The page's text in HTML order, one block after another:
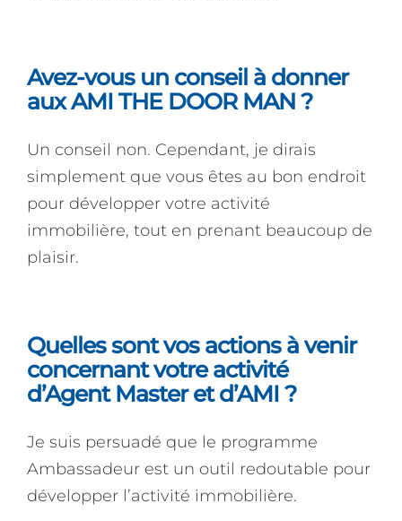
Avez-vous un conseil à donner
aux AMI THE DOOR MAN ?
Un conseil non. Cependant, je dirais
simplement que vous êtes au bon endroit
pour développer votre activité
immobilière, tout en prenant beaucoup de
plaisir.
Quelles sont vos actions à venir
concernant votre activité
d’Agent Master et d’AMI ?
Je suis persuadé que le programme
Ambassadeur est un outil redoutable pour
développer l’activité immobilière.